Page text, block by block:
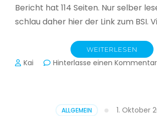
Bericht hat 114 Seiten. Nur selber
schlau daher hier der Link zum BSI.
WEITERLESEN
Kai Hinterlasse einen Kommentar
ALLGEMEIN 1. Oktober